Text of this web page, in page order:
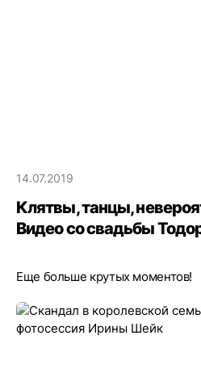
14.07.2019
Клятвы, танцы,
Видео со свадьбы
Еще больше крутых моментов!